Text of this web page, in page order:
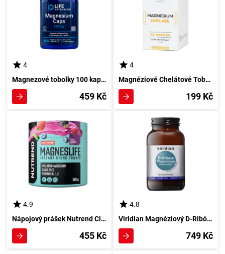
4
Magnezové tobolky 100 kapsul Life Extension
459 Kč
4
Magnéziové Chelátové Tobolky s 90 Kapslemi pro Vitalitu ATP
199 Kč
4.9
Nápojový prášek Nutrend Citronový 300 g s okamžitým obsahem hořčíku
455 Kč
4.8
Viridian Magnéziový D-Ribóz 180 g
749 Kč